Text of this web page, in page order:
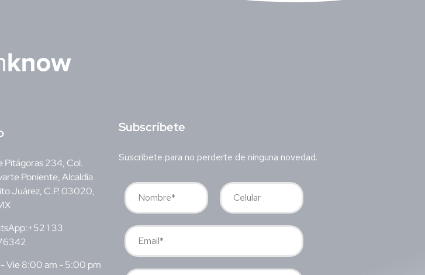
Pitágoras 234, Col.
Poniente, Alcaldía
Juárez, C.P. 03020,
1 33
Vie 8:00 am - 5:00 pm
Subscríbete
Suscríbete para no perderte de ninguna novedad.